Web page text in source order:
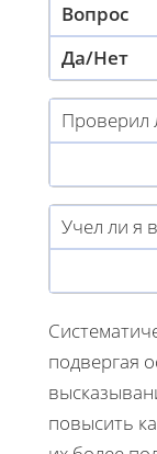
Вопрос
Да/Нет
Проверил
Учел ли я
подвергая
повысить